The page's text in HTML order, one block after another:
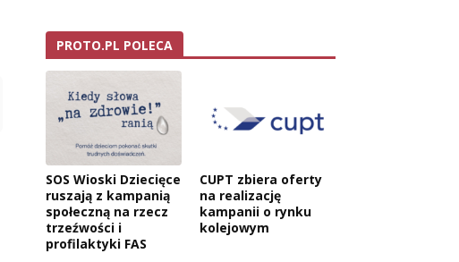
PROTO.PL POLECA
SOS Wioski Dziecięce
ruszają z kampanią
społeczną na rzecz
trzeźwości i
profilaktyki FAS
CUPT zbiera oferty
na realizację
kampanii o rynku
kolejowym